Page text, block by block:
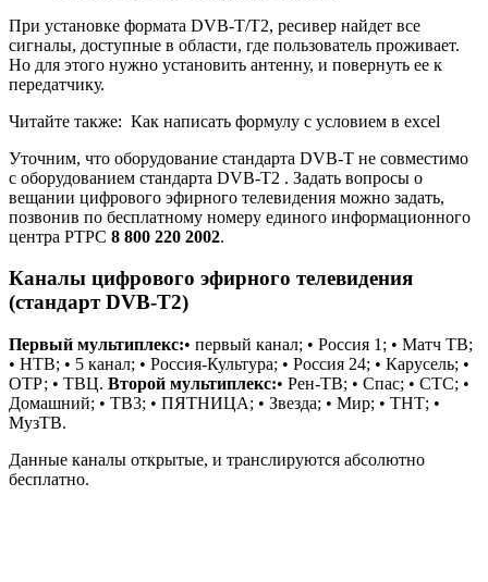
При установке формата DVB-T/Т2, ресивер найдет все
сигналы, доступные в области, где пользователь проживает.
Но для этого нужно установить антенну, и повернуть ее к
передатчику.
Читайте также: Как написать формулу с условием в excel
Уточним, что оборудование стандарта DVB-T не совместимо
с оборудованием стандарта DVB-T2 . Задать вопросы о
вещании цифрового эфирного телевидения можно задать,
позвонив по бесплатному номеру единого информационного
центра РТРС 8 800 220 2002.
Каналы цифрового эфирного телевидения
(стандарт DVB-T2)
Первый мультиплекс:• первый канал; • Россия 1; • Матч ТВ;
• НТВ; • 5 канал; • Россия-Культура; • Россия 24; • Карусель; •
ОТР; • ТВЦ. Второй мультиплекс:• Рен-ТВ; • Спас; • СТС; •
Домашний; • ТВ3; • ПЯТНИЦА; • Звезда; • Мир; • ТНТ; •
МузТВ.
Данные каналы открытые, и транслируются абсолютно
бесплатно.